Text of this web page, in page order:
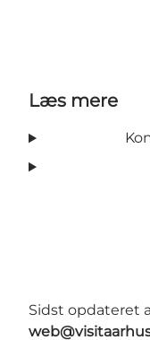
Læs mere
Sidst opdateret